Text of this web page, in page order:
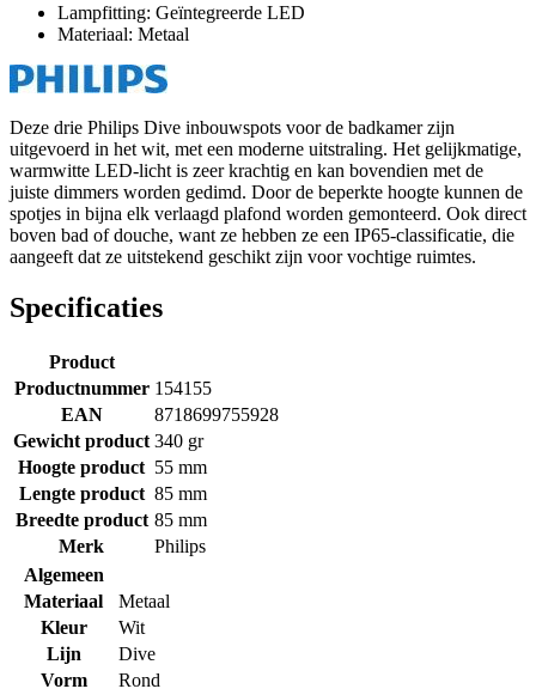
Lampfitting: Geïntegreerde LED
Materiaal: Metaal
Deze drie Philips Dive inbouwspots voor de badkamer zijn
uitgevoerd in het wit, met een moderne uitstraling. Het gelijkmatige,
warmwitte LED-licht is zeer krachtig en kan bovendien met de
juiste dimmers worden gedimd. Door de beperkte hoogte kunnen de
spotjes in bijna elk verlaagd plafond worden gemonteerd. Ook direct
boven bad of douche, want ze hebben ze een IP65-classificatie, die
aangeeft dat ze uitstekend geschikt zijn voor vochtige ruimtes.
Specificaties
Product
Productnummer 154155
EAN
8718699755928
Gewicht product 340 gr
Hoogte product 55 mm
Lengte product 85 mm
Breedte product 85 mm
Merk
Philips
Algemeen
Materiaal
Metaal
Kleur
Wit
Lijn
Dive
Vorm
Rond